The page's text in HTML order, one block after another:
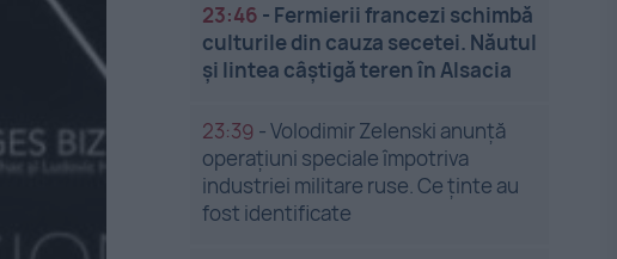
23:46 - Fermierii francezi schimbă
culturile din cauza secetei. Năutul
și lintea câștigă teren în Alsacia
23:39 -Volodimir Zelenski anunță
operațiuni speciale împotriva
industriei militare ruse. Ce ținte au
fost identificate